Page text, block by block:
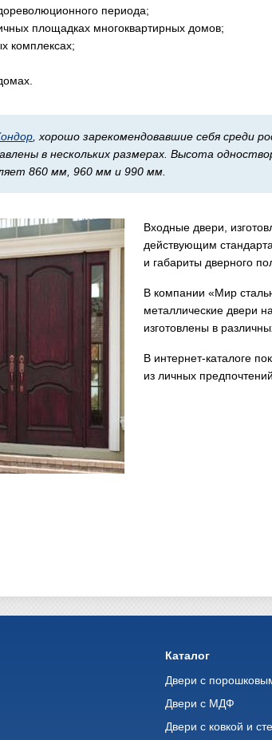
периода;
площадках многоквартирных домов;
комплексах;
, хорошо зарекомендовавшие себя среди
в нескольких размерах. Высота
860 мм, 960 мм и 990 мм.
Входные двери,
действующим
и габариты дверного
В компании «Мир
металлические двери
изготовлены в
В интернет-каталоге
из личных
Каталог
Двери с
Двери с МДФ
Двери с ковкой и